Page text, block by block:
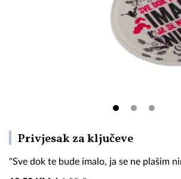
Privjesak za ključeve"Sve
te
"Sve dok te bude imalo, ja se ne plašim